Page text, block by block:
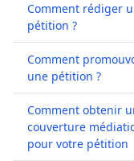
Comment rédiger
pétition ?
Comment
une pétition ?
Comment obtenir
couverture
pour votre pétition